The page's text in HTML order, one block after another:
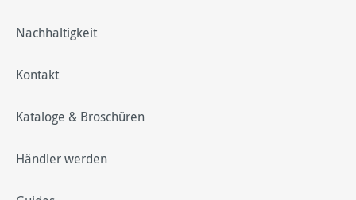
Nachhaltigkeit
Kontakt
Kataloge & Broschüren
Händler werden